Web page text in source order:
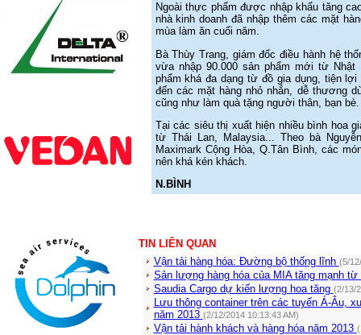
Ngoài thực phẩm được nhập khẩu tăng
nhà kinh doanh đã nhập thêm các mặt
mùa làm ăn cuối năm.
Bà Thùy Trang, giám đốc điều hành hệ
vừa nhập 90.000 sản phẩm mới từ Nhật
phẩm khá đa dạng từ đồ gia dụng, tiện
đến các mặt hàng nhỏ nhắn, dễ thương
cũng như làm quà tặng người thân, bạn bè.
Tại các siêu thị xuất hiện nhiều bình hoa
từ Thái Lan, Malaysia... Theo bà
Maximark Cộng Hòa, Q.Tân Bình, các
nên khá kén khách.
N.BÌNH
TIN LIÊN QUAN
Vận tải hàng hóa: Đường bộ thống lĩnh (5/
Sản lượng hàng hóa của MIA tăng mạnh
Saudia Cargo dự kiến lượng hoa tăng (2/13/
Lưu thông container trên các tuyến Á-Âu,
năm 2013 (2/12/2014 10:13:43 AM)
Vận tải hành khách và hàng hóa năm 2013